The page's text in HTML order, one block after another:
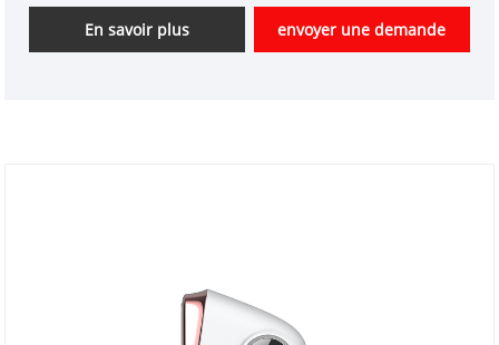
bon avantage en termes de prix. Nous sommes un
fournisseur professionnel d'instruments de beauté
En savoir plus envoyer une demande